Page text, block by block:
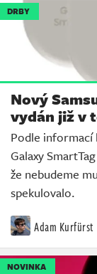
DRBY
Nový
vydán již v
Podle informací
Galaxy
že nebudeme
spekulovalo.
Adam Kurfürst
NOVINKA